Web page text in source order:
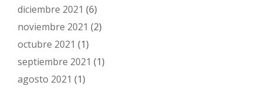
diciembre 2021 (6)
noviembre 2021 (2)
octubre 2021 (1)
septiembre 2021 (1)
agosto 2021 (1)